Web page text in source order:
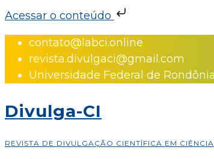
Acessar o conteúdo
Skip
content
contato@labci.online
revista.divulgaci@gmail.com
Universidade Federal de
Divulga-CI
REVISTA DE DIVULGAÇÃO CIENTÍFICA EM